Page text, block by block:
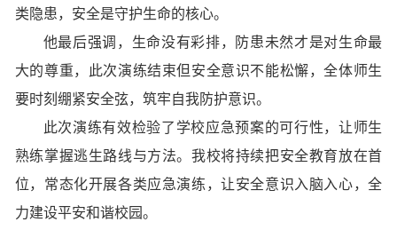
类隐患，安全是守护生命的核心。
他最后强调，生命没有彩排，防患未然才是对生命最
大的尊重，此次演练结束但安全意识不能松懈，全体师生
要时刻绷紧安全弦，筑牢自我防护意识。
此次演练有效检验了学校应急预案的可行性，让师生
熟练掌握逃生路线与方法。我校将持续把安全教育放在首
位，常态化开展各类应急演练，让安全意识入脑入心，全
力建设平安和谐校园。